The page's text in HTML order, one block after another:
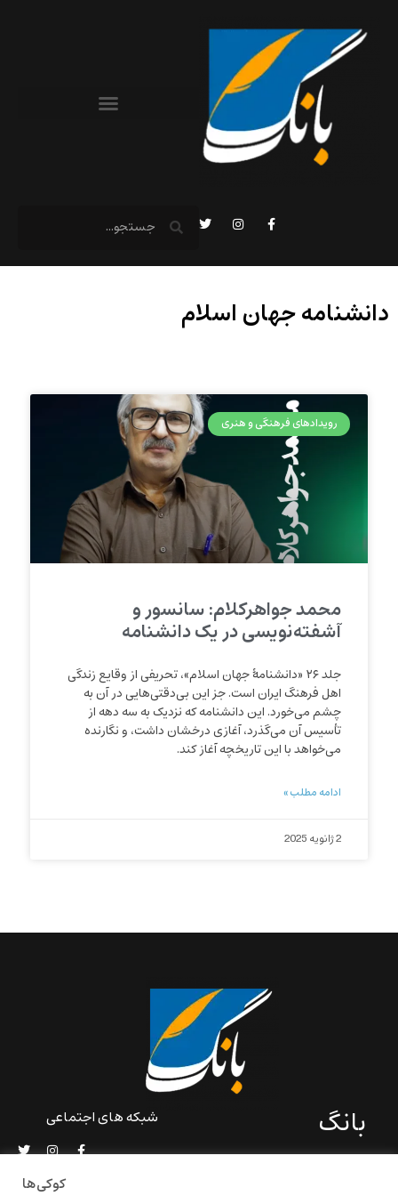
دانشنامه جهان اسلام
رویدادهای فرهنگی و هنری
محمد جواهرکلام: سانسور و
آشفته‌نویسی در یک دانشنامه
جلد ۲۶ «دانشنامۀ جهان اسلام»، تحریفی از وقایع زندگی
اهل فرهنگ ایران است. جز این بی‌دقتی‌هایی در آن به
چشم می‌خورد. این دانشنامه که نزدیک به سه دهه از
تأسیس آن می‌گذرد، آغازی درخشان داشت، و نگارنده
می‌خواهد با این تاریخچه آغاز کند.
ادامه مطلب »
2 ژانویه 2025
بانگ شبکه های اجتماعی
کوکی‌ها